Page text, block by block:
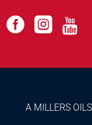
  
A MILLERS